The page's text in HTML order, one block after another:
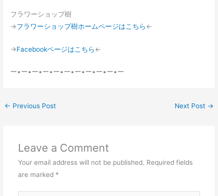
フラワーショップ樹
→フラワーショップ樹ホームページはこちら←
→Facebookページはこちら←
ー•ー•ー•ー•ー•ー•ー•ー•ー•ー•ー
← Previous Post Next Post →
Leave a Comment
Your email address will not be published. Required fields
are marked *